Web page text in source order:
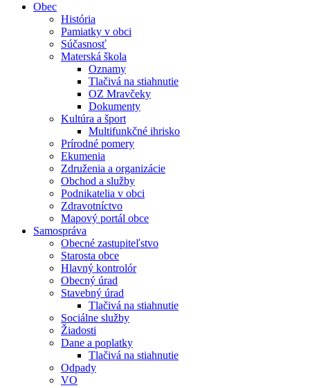
Obec
História
Pamiatky v obci
Súčasnosť
Materská škola
Oznamy
Tlačivá na stiahnutie
OZ Mravčeky
Dokumenty
Kultúra a šport
Multifunkčné ihrisko
Prírodné pomery
Ekumenia
Združenia a organizácie
Obchod a služby
Podnikatelia v obci
Zdravotníctvo
Mapový portál obce
Samospráva
Obecné zastupiteľstvo
Starosta obce
Hlavný kontrolór
Obecný úrad
Stavebný úrad
Tlačivá na stiahnutie
Sociálne služby
Žiadosti
Dane a poplatky
Tlačivá na stiahnutie
Odpady
VO